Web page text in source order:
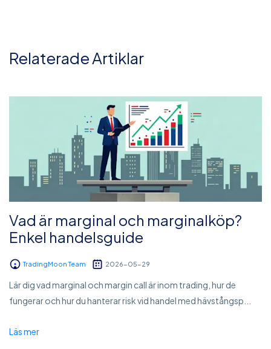
Relaterade Artiklar
Vad är marginal och marginalköp?
Enkel handelsguide
TradingMoon Team 2026-05-29
Lär dig vad marginal och margin call är inom trading, hur de
fungerar och hur du hanterar risk vid handel med hävstångsp...
Läs mer